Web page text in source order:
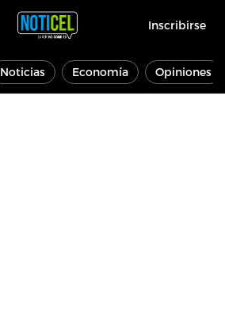
Inscribirse
Noticias Economía Opiniones